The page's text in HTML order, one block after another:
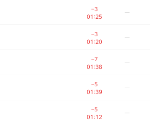
−3
01:25
—
−3
01:20
—
−7
01:38
—
−5
01:39
—
−5
01:12
—